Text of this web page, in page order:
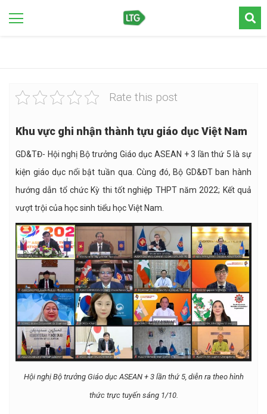
Rate this post
Khu vực ghi nhận thành tựu giáo dục Việt Nam
GD&TĐ- Hội nghị Bộ trưởng Giáo dục ASEAN + 3 lần thứ 5 là sự
kiện giáo dục nổi bật tuần qua. Cùng đó, Bộ GD&ĐT ban hành
hướng dẫn tổ chức Kỳ thi tốt nghiệp THPT năm 2022; Kết quả
vượt trội của học sinh tiểu học Việt Nam.
Hội nghị Bộ trưởng Giáo dục ASEAN + 3 lần thứ 5, diễn ra theo hình
thức trực tuyến sáng 1/10.